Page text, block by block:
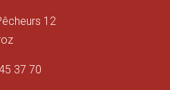
12
37 70